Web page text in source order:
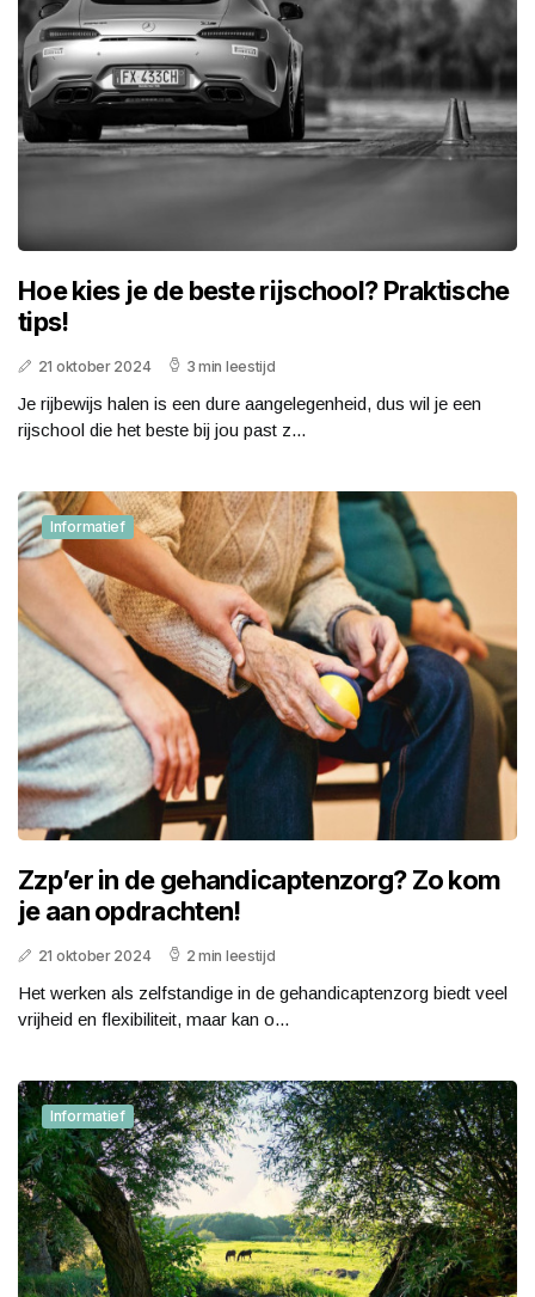
Hoe kies je de beste rijschool? Praktische
tips!
21 oktober 2024 3 min leestijd
Je rijbewijs halen is een dure aangelegenheid, dus wil je een
rijschool die het beste bij jou past z...
Informatief
Zzp’er in de gehandicaptenzorg? Zo kom
je aan opdrachten!
21 oktober 2024 2 min leestijd
Het werken als zelfstandige in de gehandicaptenzorg biedt veel
vrijheid en flexibiliteit, maar kan o...
Informatief